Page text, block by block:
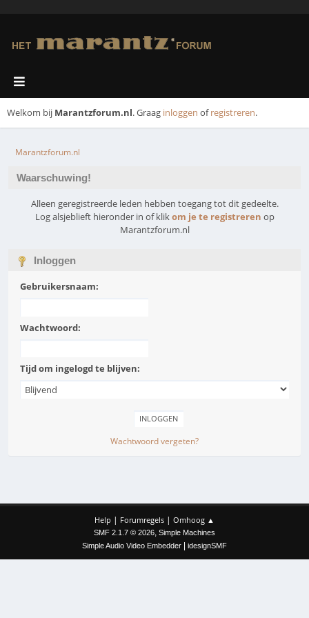
Welkom bij Marantzforum.nl. Graag inloggen ofregistreren.
Marantzforum.nl
Waarschuwing!
Alleen geregistreerde leden hebben toegang tot dit gedeelte.
Log alsjeblieft hieronder in of klikom je te registreren op
Marantzforum.nl
Inloggen
Gebruikersnaam:
Wachtwoord:
Tijd om ingelogd te blijven:
Wachtwoord vergeten?
Help | Forumregels | Omhoog ▲
SMF 2.1.7 © 2026, Simple Machines
Simple Audio Video Embedder
idesignSMF